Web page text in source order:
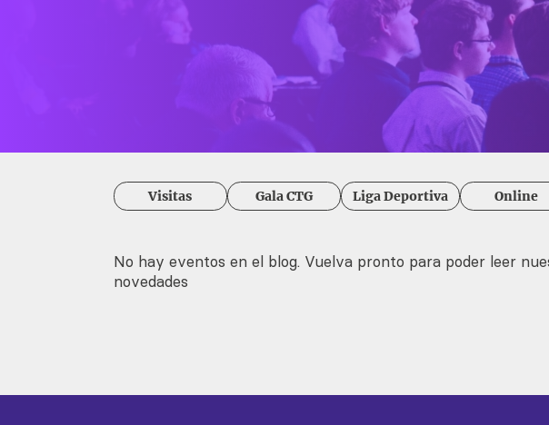
Visitas Gala CTG Liga Deportiva Online
No hay eventos en el blog. Vuelva pronto para poder leer
novedades